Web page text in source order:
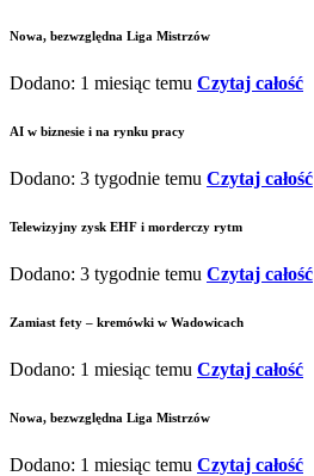
Nowa, bezwzględna Liga Mistrzów
Dodano: 1 miesiąc temu Czytaj całość
AI w biznesie i na rynku pracy
Dodano: 3 tygodnie temu Czytaj całość
Telewizyjny zysk EHF i morderczy rytm
Dodano: 3 tygodnie temu Czytaj całość
Zamiast fety – kremówki w Wadowicach
Dodano: 1 miesiąc temu Czytaj całość
Nowa, bezwzględna Liga Mistrzów
Dodano: 1 miesiąc temu Czytaj całość